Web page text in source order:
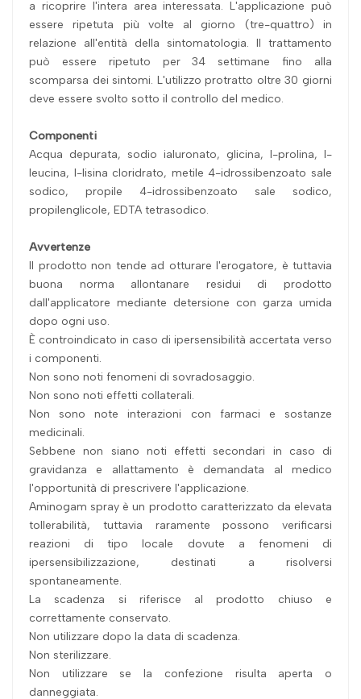
a ricoprire l'intera area interessata. L'applicazione può
essere ripetuta più volte al giorno (tre-quattro) in
relazione all'entità della sintomatologia. Il trattamento
può essere ripetuto per 34 settimane fino alla
scomparsa dei sintomi. L'utilizzo protratto oltre 30 giorni
deve essere svolto sotto il controllo del medico.
Componenti
Acqua depurata, sodio ialuronato, glicina, l-prolina, l-
leucina, l-lisina cloridrato, metile 4-idrossibenzoato sale
sodico, propile 4-idrossibenzoato sale sodico,
propilenglicole, EDTA tetrasodico.
Avvertenze
Il prodotto non tende ad otturare l'erogatore, è tuttavia
buona norma allontanare residui di prodotto
dall'applicatore mediante detersione con garza umida
dopo ogni uso.
È controindicato in caso di ipersensibilità accertata verso
i componenti.
Non sono noti fenomeni di sovradosaggio.
Non sono noti effetti collaterali.
Non sono note interazioni con farmaci e sostanze
medicinali.
Sebbene non siano noti effetti secondari in caso di
gravidanza e allattamento è demandata al medico
l'opportunità di prescrivere l'applicazione.
Aminogam spray è un prodotto caratterizzato da elevata
tollerabilità, tuttavia raramente possono verificarsi
reazioni di tipo locale dovute a fenomeni di
ipersensibilizzazione, destinati a risolversi
spontaneamente.
La scadenza si riferisce al prodotto chiuso e
correttamente conservato.
Non utilizzare dopo la data di scadenza.
Non sterilizzare.
Non utilizzare se la confezione risulta aperta o
danneggiata.